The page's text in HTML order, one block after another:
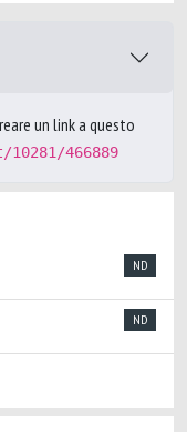
un link a questo
466889
ND
ND